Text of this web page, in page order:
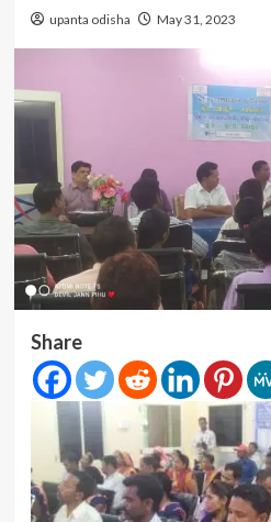
upanta odisha May 31, 2023
Share